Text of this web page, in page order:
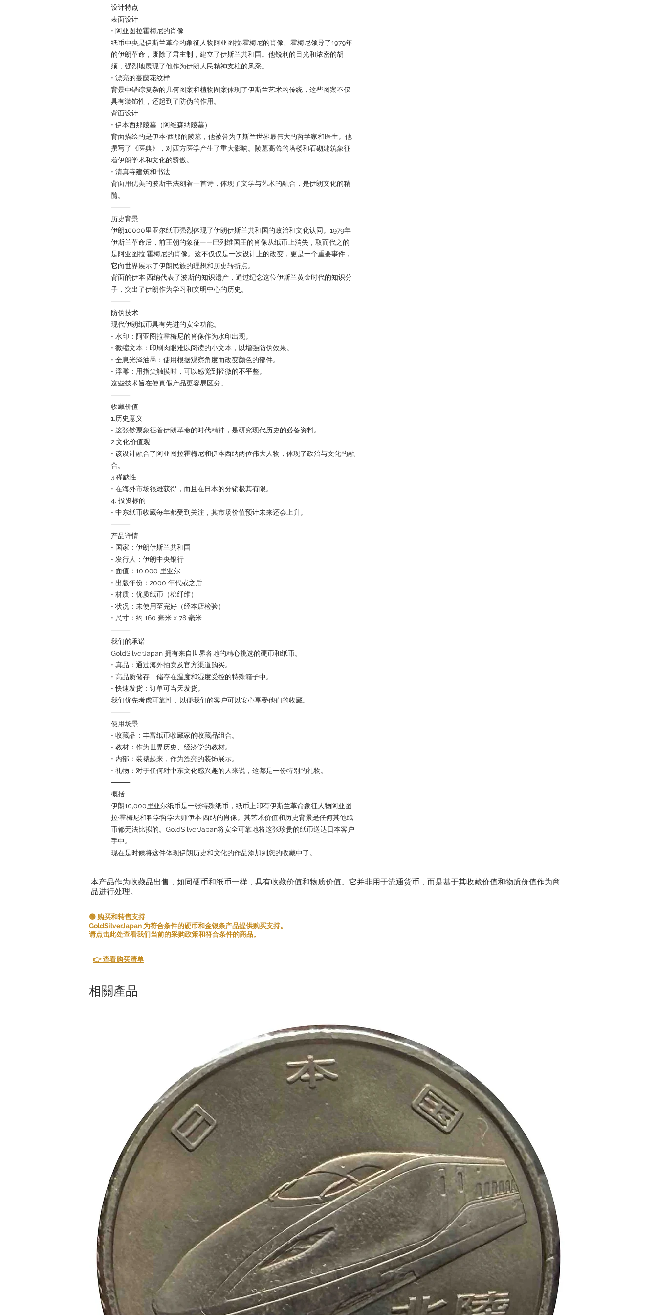
设计特点
表面设计
• 阿亚图拉霍梅尼的肖像
纸币中央是伊斯兰革命的象征人物阿亚图拉·霍梅尼的肖像。霍梅尼领导了1979年
的伊朗革命，废除了君主制，建立了伊斯兰共和国。他锐利的目光和浓密的胡
须，强烈地展现了他作为伊朗人民精神支柱的风采。
• 漂亮的蔓藤花纹样
背景中错综复杂的几何图案和植物图案体现了伊斯兰艺术的传统，这些图案不仅
具有装饰性，还起到了防伪的作用。
背面设计
• 伊本西那陵墓（阿维森纳陵墓）
背面描绘的是伊本·西那的陵墓，他被誉为伊斯兰世界最伟大的哲学家和医生。他
撰写了《医典》，对西方医学产生了重大影响。陵墓高耸的塔楼和石砌建筑象征
着伊朗学术和文化的骄傲。
• 清真寺建筑和书法
背面用优美的波斯书法刻着一首诗，体现了文学与艺术的融合，是伊朗文化的精
髓。
⸻
历史背景
伊朗10000里亚尔纸币强烈体现了伊朗伊斯兰共和国的政治和文化认同。1979年
伊斯兰革命后，前王朝的象征——巴列维国王的肖像从纸币上消失，取而代之的
是阿亚图拉·霍梅尼的肖像。这不仅仅是一次设计上的改变，更是一个重要事件，
它向世界展示了伊朗民族的理想和历史转折点。
背面的伊本·西纳代表了波斯的知识遗产，通过纪念这位伊斯兰黄金时代的知识分
子，突出了伊朗作为学习和文明中心的历史。
⸻
防伪技术
现代伊朗纸币具有先进的安全功能。
• 水印：阿亚图拉霍梅尼的肖像作为水印出现。
• 微缩文本：印刷肉眼难以阅读的小文本，以增强防伪效果。
• 全息光泽油墨：使用根据观察角度而改变颜色的部件。
• 浮雕：用指尖触摸时，可以感觉到轻微的不平整。
这些技术旨在使真假产品更容易区分。
⸻
收藏价值
1.历史意义
• 这张钞票象征着伊朗革命的时代精神，是研究现代历史的必备资料。
2.文化价值观
• 该设计融合了阿亚图拉霍梅尼和伊本西纳两位伟大人物，体现了政治与文化的融
合。
3.稀缺性
• 在海外市场很难获得，而且在日本的分销极其有限。
4. 投资标的
• 中东纸币收藏每年都受到关注，其市场价值预计未来还会上升。
⸻
产品详情
• 国家：伊朗伊斯兰共和国
• 发行人：伊朗中央银行
• 面值：10,000 里亚尔
• 出版年份：2000 年代或之后
• 材质：优质纸币（棉纤维）
• 状况：未使用至完好（经本店检验）
• 尺寸：约 160 毫米 x 78 毫米
⸻
我们的承诺
GoldSilverJapan 拥有来自世界各地的精心挑选的硬币和纸币。
• 真品：通过海外拍卖及官方渠道购买。
• 高品质储存：储存在温度和湿度受控的特殊箱子中。
• 快速发货：订单可当天发货。
我们优先考虑可靠性，以便我们的客户可以安心享受他们的收藏。
⸻
使用场景
• 收藏品：丰富纸币收藏家的收藏品组合。
• 教材：作为世界历史、经济学的教材。
• 内部：装裱起来，作为漂亮的装饰展示。
• 礼物：对于任何对中东文化感兴趣的人来说，这都是一份特别的礼物。
⸻
概括
伊朗10,000里亚尔纸币是一张特殊纸币，纸币上印有伊斯兰革命象征人物阿亚图
拉·霍梅尼和科学哲学大师伊本·西纳的肖像。其艺术价值和历史背景是任何其他纸
币都无法比拟的。GoldSilverJapan将安全可靠地将这张珍贵的纸币送达日本客户
手中。
现在是时候将这件体现伊朗历史和文化的作品添加到您的收藏中了。
本产品作为收藏品出售，如同硬币和纸币一样，具有收藏价值和物质价值。它并非用于流通货币，而是基于其收藏价值和物质价值作为商
品进行处理。
🟢 购买和转售支持
GoldSilverJapan 为符合条件的硬币和金银条产品提供购买支持。
请点击此处查看我们当前的采购政策和符合条件的商品。
👉 查看购买清单
相關產品